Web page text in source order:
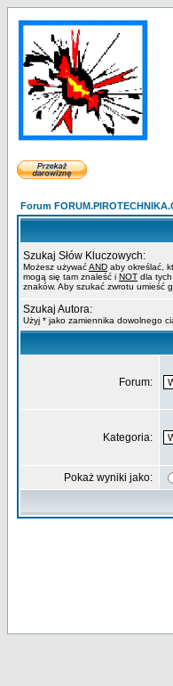
Forum
Szukaj Słów Kluczowych:
Możesz używaćAND aby określać,
mogą się tam znaleść i NOT dla
znaków. Aby szukać zwrotu umieść
Szukaj Autora:
Użyj * jako zamiennika dowolnego
Forum:
Kategoria:
Pokaż wyniki jako: